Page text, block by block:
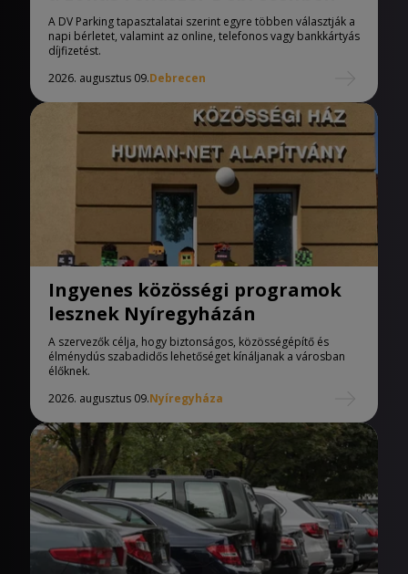
A DV Parking tapasztalatai szerint egyre többen választják a
napi bérletet, valamint az online, telefonos vagy bankkártyás
díjfizetést.
2026. augusztus 09.Debrecen
Ingyenes közösségi programok
lesznek Nyíregyházán
A szervezők célja, hogy biztonságos, közösségépítő és
élménydús szabadidős lehetőséget kínáljanak a városban
élőknek.
2026. augusztus 09.Nyíregyháza